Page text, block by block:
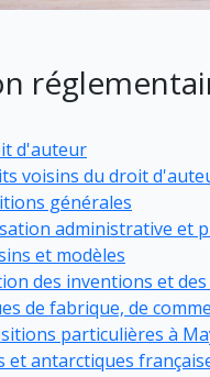
d'auteur
voisins du droit
générales
administrative et
et modèles
des inventions et
de fabrique, de
particulières à
et antarctiques